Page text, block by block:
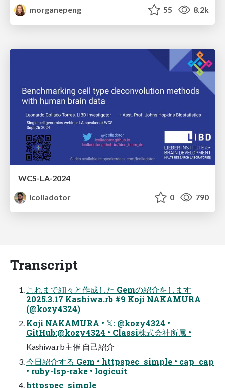
morganepeng
55 8.2k
WCS-LA-2024
lcolladotor
0 790
Transcript
これまで細々と作成した Gemの紹介をします
2025.3.17 Kashiwa.rb #9 Koji NAKAMURA
(@kozy4324)
Koji NAKAMURA • 𝕏: @kozy4324 •
GitHub:@kozy4324 • Classi株式会社所属 •
Kashiwa.rb主催 自己紹介
今日紹介する Gem • httpspec_simple • cap_cap
• ruby-lsp-rake • logicuit
httpspec_simple